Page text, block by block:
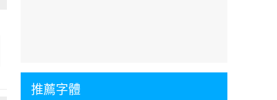
推薦字體